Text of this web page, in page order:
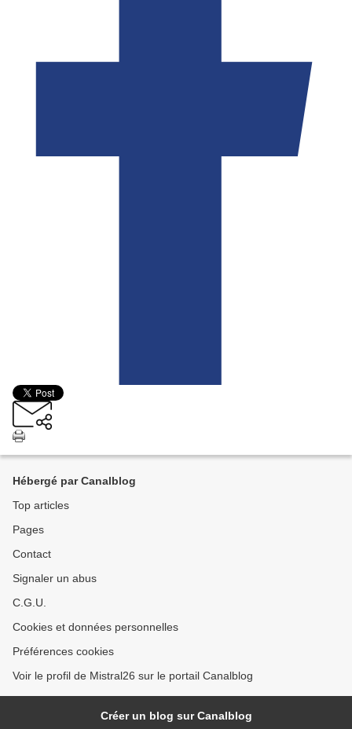
Hébergé par Canalblog
Top articles
Pages
Contact
Signaler un abus
C.G.U.
Cookies et données personnelles
Préférences cookies
Voir le profil de Mistral26 sur le portail Canalblog
Créer un blog sur Canalblog